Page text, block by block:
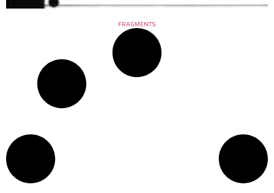
FRAGMENTS